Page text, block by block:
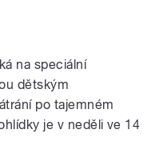
na speciální
dětským
po tajemném
je v neděli ve 14